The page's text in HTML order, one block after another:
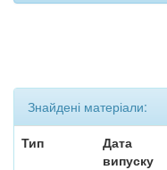
Знайдені матеріали:
Тип
Дата
випуску